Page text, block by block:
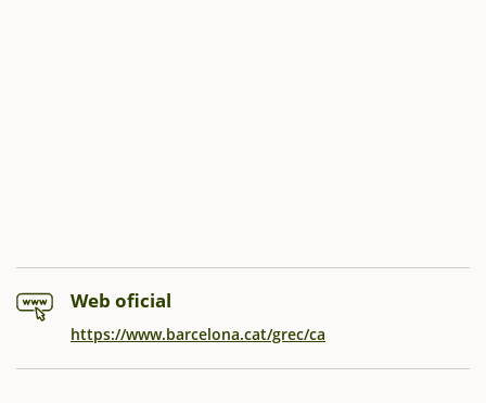
Web oficial
https://www.barcelona.cat/grec/ca